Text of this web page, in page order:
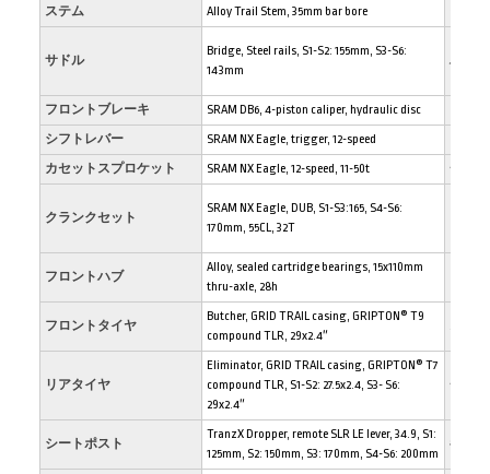
ステム Alloy Trail Stem, 35mm bar bore
サドル
Bridge, Steel rails, S1-S2: 155mm, S3-S6:
143mm
ハン
フロントブレーキ SRAM DB6, 4-piston caliper, hydraulic disc
シフトレバー SRAM NX Eagle, trigger, 12-speed
カセットスプロケット SRAM NX Eagle, 12-speed, 11-50t チェ
クランクセット
SRAM NX Eagle, DUB, S1-S3:165, S4-S6:
170mm, 55CL, 32T
フロントハブ
Alloy, sealed cartridge bearings, 15x110mm
thru-axle, 28h
フロントタイヤ
Butcher, GRID TRAIL casing, GRIPTON® T9
compound TLR, 29x2.4″
リアタイヤ
Eliminator, GRID TRAIL casing, GRIPTON® T7
compound TLR, S1-S2: 27.5x2.4, S3- S6:
29x2.4″
チュ
シートポスト
TranzX Dropper, remote SLR LE lever, 34.9, S1:
125mm, S2: 150mm, S3: 170mm, S4-S6: 200mm
参考